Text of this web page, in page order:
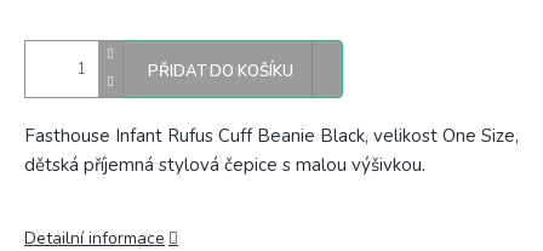
PŘIDAT DO KOŠÍKU
Fasthouse Infant Rufus Cuff Beanie Black, velikost One Size,
dětská příjemná stylová čepice s malou výšivkou.
Detailní informace